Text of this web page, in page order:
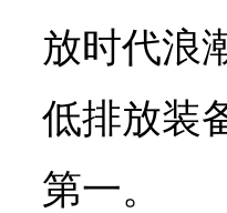
放时代浪
低排放装
第一。